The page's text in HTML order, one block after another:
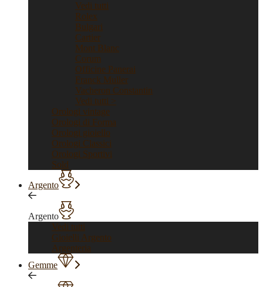
Vedi tutti
Rolex
Bulgari
Cartier
Mont Blanc
Corum
Officine Panerai
Franck Muller
Vacheron Constantin
Vedi tutti >
Orologi vintage
Orologi di Forma
Orologi gioiello
Orologi Classici
Orologi Sportivi
Sold
Argento
Argento
Vedi tutti
Gioielli Argento
Argenteria
Gemme